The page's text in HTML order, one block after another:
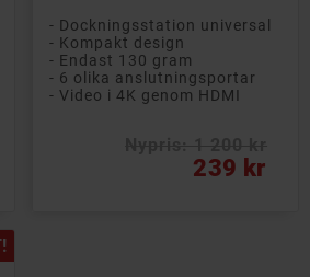
- Dockningsstation universal
- Kompakt design
- Endast 130 gram
- 6 olika anslutningsportar
- Video i 4K genom HDMI
239 kr